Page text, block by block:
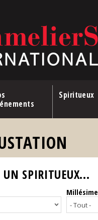
Spiritueux
SPIRITUEUX...
Millésime